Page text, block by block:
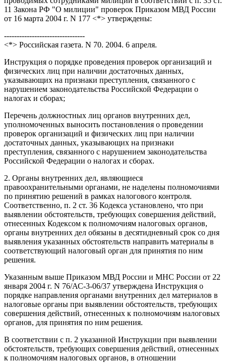
11 Закона РФ "О милиции" проверок Приказом МВД России
от 16 марта 2004 г. N 177 <*> утверждены:
--------------------------------
<*> Российская газета. N 70. 2004. 6 апреля.
Инструкция о порядке проведения проверок организаций и
физических лиц при наличии достаточных данных,
указывающих на признаки преступления, связанного с
нарушением законодательства Российской Федерации о
налогах и сборах;
Перечень должностных лиц органов внутренних дел,
уполномоченных выносить постановления о проведении
проверок организаций и физических лиц при наличии
достаточных данных, указывающих на признаки
преступления, связанного с нарушением законодательства
Российской Федерации о налогах и сборах.
2. Органы внутренних дел, являющиеся
правоохранительными органами, не наделены полномочиями
по принятию решений в рамках налогового контроля.
Соответственно, п. 2 ст. 36 Кодекса установлено, что при
выявлении обстоятельств, требующих совершения действий,
отнесенных Кодексом к полномочиям налоговых органов,
органы внутренних дел обязаны в десятидневный срок со дня
выявления указанных обстоятельств направить материалы в
соответствующий налоговый орган для принятия по ним
решения.
Указанным выше Приказом МВД России и МНС России от 22
января 2004 г. N 76/АС-3-06/37 утверждена Инструкция о
порядке направления органами внутренних дел материалов в
налоговые органы при выявлении обстоятельств, требующих
совершения действий, отнесенных к полномочиям налоговых
органов, для принятия по ним решения.
В соответствии с п. 2 указанной Инструкции при выявлении
обстоятельств, требующих совершения действий, отнесенных
к полномочиям налоговых органов, в отношении